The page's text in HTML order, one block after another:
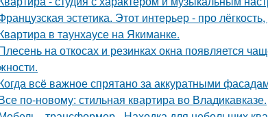
эстетика. Этот интерьер - про
в таунхаусе на Якиманке.
на откосах и резинках окна появляется
всё важное спрятано за аккуратными
по-новому: стильная квартира во Владикавказе.